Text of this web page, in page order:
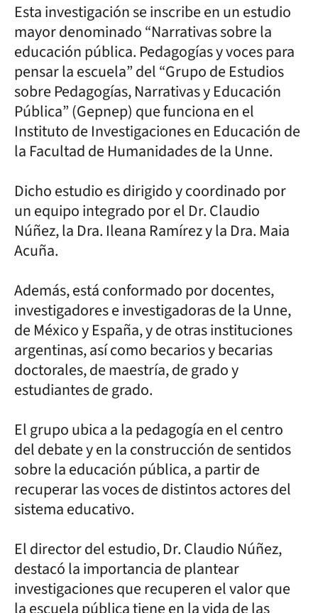
Esta investigación se inscribe en un estudio
mayor denominado “Narrativas sobre la
educación pública. Pedagogías y voces para
pensar la escuela” del “Grupo de Estudios
sobre Pedagogías, Narrativas y Educación
Pública” (Gepnep) que funciona en el
Instituto de Investigaciones en Educación de
la Facultad de Humanidades de la Unne.
Dicho estudio es dirigido y coordinado por
un equipo integrado por el Dr. Claudio
Núñez, la Dra. Ileana Ramírez y la Dra. Maia
Acuña.
Además, está conformado por docentes,
investigadores e investigadoras de la Unne,
de México y España, y de otras instituciones
argentinas, así como becarios y becarias
doctorales, de maestría, de grado y
estudiantes de grado.
El grupo ubica a la pedagogía en el centro
del debate y en la construcción de sentidos
sobre la educación pública, a partir de
recuperar las voces de distintos actores del
sistema educativo.
El director del estudio, Dr. Claudio Núñez,
destacó la importancia de plantear
investigaciones que recuperen el valor que